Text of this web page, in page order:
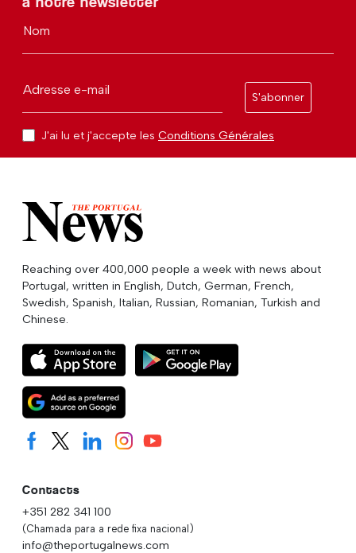
Nom
Adresse e-mail
S'abonner
J'ai lu et j'accepte les Conditions Générales
Reaching over 400,000 people a week with news about
Portugal, written in English, Dutch, German, French,
Swedish, Spanish, Italian, Russian, Romanian, Turkish and
Chinese.
Contacts
+351 282 341 100
(Chamada para a rede fixa nacional)
info@theportugalnews.com